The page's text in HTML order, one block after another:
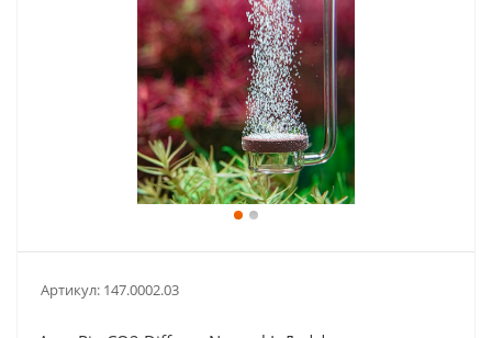
Артикул: 147.0002.03